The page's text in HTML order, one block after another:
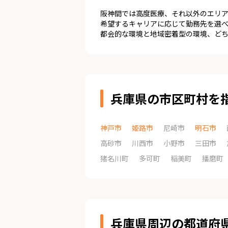
阪神間では高度医療、それ以外のエリ
希望するキャリアに応じて勤務先を選
都会的な環境と地域密着型の環境、ど
兵庫県の市区町村を
神戸市 姫路市 尼崎市 明石市
高砂市
川西市 小野市 三田市
猪名川町
多可町 稲美町 播磨町
兵庫県周辺の都道府